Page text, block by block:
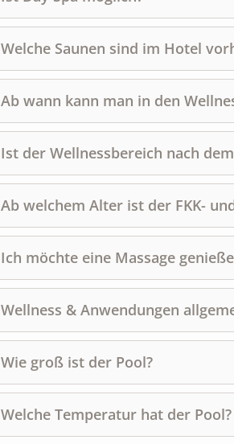
Welche Saunen sind im Hotel
Ab wann kann man in den
Ist der Wellnessbereich nach
Ab welchem Alter ist der FKK-
Ich möchte eine Massage
Wellness & Anwendungen
Wie groß ist der Pool?
Welche Temperatur hat der Pool?